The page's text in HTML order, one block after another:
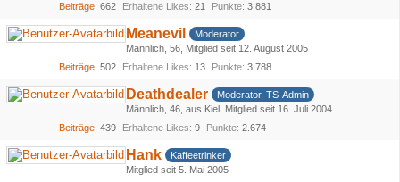
Beiträge 662 Erhaltene Likes 21 Punkte 3.881
Meanevil
Moderator
Männlich 56 Mitglied seit 12. August 2005
Beiträge 502 Erhaltene Likes 13 Punkte 3.788
Deathdealer
Moderator, TS-Admin
Männlich 46 aus Kiel Mitglied seit 16. Juli 2004
Beiträge 439 Erhaltene Likes 9 Punkte 2.674
Hank
Kaffeetrinker
Mitglied seit 5. Mai 2005